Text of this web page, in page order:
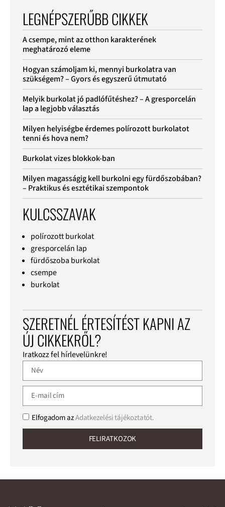
LEGNÉPSZERŰBB CIKKEK
A csempe, mint az otthon karakterének
meghatározó eleme
Hogyan számoljam ki, mennyi burkolatra van
szükségem? – Gyors és egyszerű útmutató
Melyik burkolat jó padlófűtéshez? – A gresporcelán
lap a legjobb választás
Milyen helyiségbe érdemes polírozott burkolatot
tenni és hova nem?
Burkolat vizes blokkok-ban
Milyen magasságig kell burkolni egy fürdőszobában?
– Praktikus és esztétikai szempontok
KULCSSZAVAK
polírozott burkolat
gresporcelán lap
fürdőszoba burkolat
csempe
burkolat
SZERETNÉL ÉRTESÍTÉST KAPNI AZ
ÚJ CIKKEKRŐL?
Iratkozz fel hírlevelünkre!
Elfogadom azAdatkezelési tájékoztatót.
FELIRATKOZOK